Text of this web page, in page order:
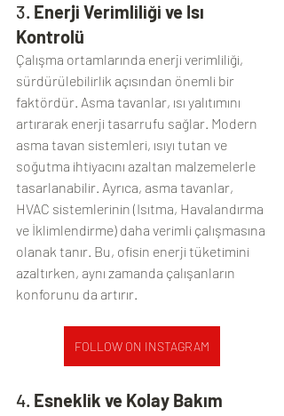
3. Enerji Verimliliği ve Isı
Kontrolü
Çalışma ortamlarında enerji verimliliği,
sürdürülebilirlik açısından önemli bir
faktördür. Asma tavanlar, ısı yalıtımını
artırarak enerji tasarrufu sağlar. Modern
asma tavan sistemleri, ısıyı tutan ve
soğutma ihtiyacını azaltan malzemelerle
tasarlanabilir. Ayrıca, asma tavanlar,
HVAC sistemlerinin (Isıtma, Havalandırma
ve İklimlendirme) daha verimli çalışmasına
olanak tanır. Bu, ofisin enerji tüketimini
azaltırken, aynı zamanda çalışanların
konforunu da artırır.
FOLLOW ON INSTAGRAM
4. Esneklik ve Kolay Bakım